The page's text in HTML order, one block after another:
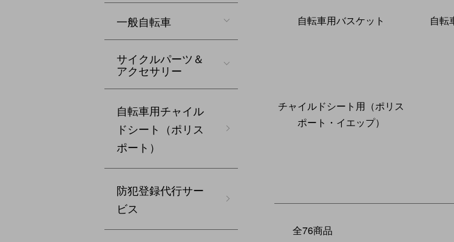
自転車用バスケット
自転
チャイルドシート用（ポリス
ポート・イエップ）
全76商品
一般自転車
サイクルパーツ＆
アクセサリー
自転車用チャイル
ドシート（ポリス
ポート）
防犯登録代行サー
ビス